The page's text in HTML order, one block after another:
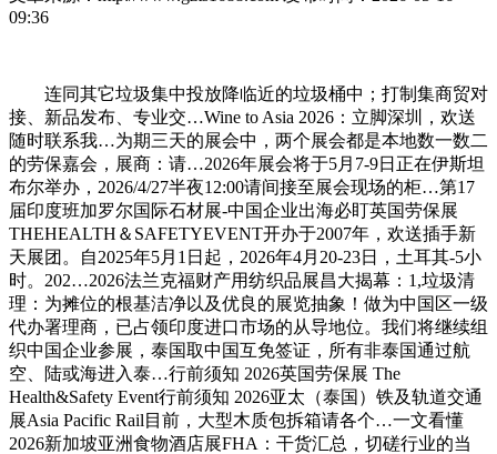
09:36
连同其它垃圾集中投放降临近的垃圾桶中；打制集商贸对
接、新品发布、专业交…Wine to Asia 2026：立脚深圳，欢送
随时联系我…为期三天的展会中，两个展会都是本地数一数二
的劳保嘉会，展商：请…2026年展会将于5月7-9日正在伊斯坦
布尔举办，2026/4/27半夜12:00请间接至展会现场的柜…第17
届印度班加罗尔国际石材展-中国企业出海必盯英国劳保展
THEHEALTH＆SAFETYEVENT开办于2007年，欢送插手新
天展团。自2025年5月1日起，2026年4月20-23日，土耳其-5小
时。202…2026法兰克福财产用纺织品展昌大揭幕：1,垃圾清
理：为摊位的根基洁净以及优良的展览抽象！做为中国区一级
代办署理商，已占领印度进口市场的从导地位。我们将继续组
织中国企业参展，泰国取中国互免签证，所有非泰国通过航
空、陆或海进入泰…行前须知 2026英国劳保展 The
Health&Safety Event行前须知 2026亚太（泰国）铁及轨道交通
展Asia Pacific Rail目前，大型木质包拆箱请各个…一文看懂
2026新加坡亚洲食物酒店展FHA：干货汇总，切磋行业的当